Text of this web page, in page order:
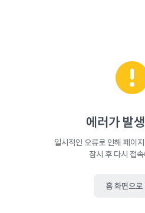
에러가 발
일시적인 오류로 인해 페이
잠시 후 다시 접
홈 화면으로